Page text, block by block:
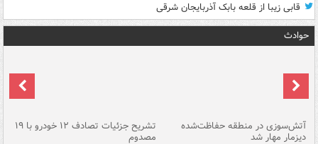
قابی زیبا از قلعه بابک آذربایجان شرقی
حوادث
آتش‌سوزی در منطقه حفاظت‌شده
دیزمار مهار شد
تشریح جزئیات تصادف ۱۲ خودرو با ۱۹
مصدوم